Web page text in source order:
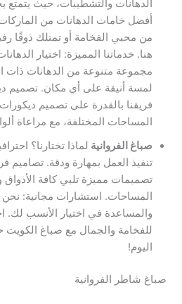
الدهانات والتشطيبات، حيث يتمتع
أفضل خامات الدهانات من الماركات
من محبي الفخامة أو تمتلك ذوقًا
هنا. خدماتنا المميزة: اختيار
مجموعة متنوعة من الدهانات ذات
لمسة أنيقة على أي مكان. تصميم
فريقنا بالقدرة على تصميم
المساحات المختلفة، مع مراعاة
صباغ الفروانية لماذا تختارنا؟
تنفيذ العمل بمهارة ودقة. تصاميم
تصميمات مميزة تلبي كافة
المساحات. استشارات مجانية: نحن
والمساعدة في اختيار الأنسب لك.
للفخامة والجمال مع صباغ الكويت
اليوم!
صباغ شاطر الفروانية